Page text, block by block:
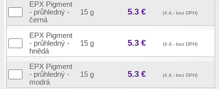
EPX Pigment
- průhledný -
černá
15 g 5.3 € (4.4,- bez DPH)
EPX Pigment
- průhledný -
hnědá
15 g 5.3 € (4.4,- bez DPH)
EPX Pigment
- průhledný -
modrá
15 g 5.3 € (4.4,- bez DPH)